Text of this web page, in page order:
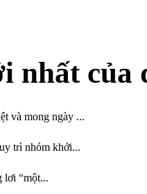
nhất của
và mong ngày ...
trì nhóm khởi...
“một...